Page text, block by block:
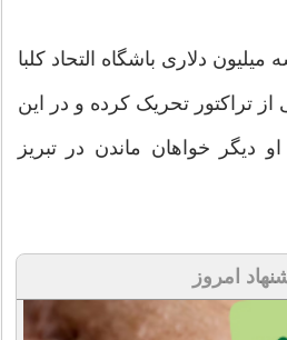
میلیون دلاری باشگاه التحاد کلبا
از تراکتور تحریک کرده و در این
خواهان ماندن در تبریز
امروز